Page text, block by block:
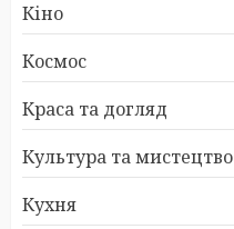
Кіно
Космос
Краса та догляд
Культура та мистецтво
Кухня